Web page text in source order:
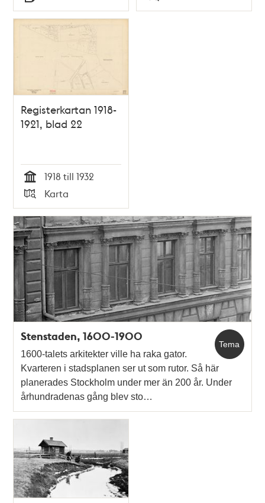
Typ
Typ
Registerkartan 1918-
1921, blad 22
Tid
1918 till 1932
Typ
Karta
Tema
Stenstaden, 1600-1900
1600-talets arkitekter ville ha raka gator.
Kvarteren i stadsplanen ser ut som rutor. Så här
planerades Stockholm under mer än 200 år. Under
århundradenas gång blev sto…